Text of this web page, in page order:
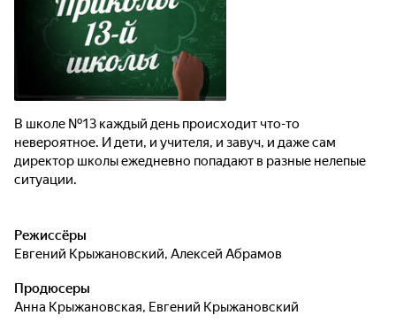
В школе №13 каждый день происходит что-то
невероятное. И дети, и учителя, и завуч, и даже сам
директор школы ежедневно попадают в разные нелепые
ситуации.
Режиссёры
Евгений Крыжановский, Алексей Абрамов
Продюсеры
Анна Крыжановская, Евгений Крыжановский